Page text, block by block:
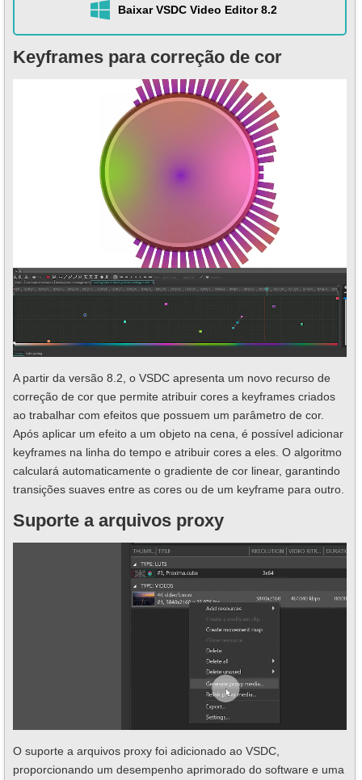
Baixar VSDC Video Editor 8.2
Keyframes para correção de cor
A partir da versão 8.2, o VSDC apresenta um novo recurso de
correção de cor que permite atribuir cores a keyframes criados
ao trabalhar com efeitos que possuem um parâmetro de cor.
Após aplicar um efeito a um objeto na cena, é possível adicionar
keyframes na linha do tempo e atribuir cores a eles. O algoritmo
calculará automaticamente o gradiente de cor linear, garantindo
transições suaves entre as cores ou de um keyframe para outro.
Suporte a arquivos proxy
O suporte a arquivos proxy foi adicionado ao VSDC,
proporcionando um desempenho aprimorado do software e uma